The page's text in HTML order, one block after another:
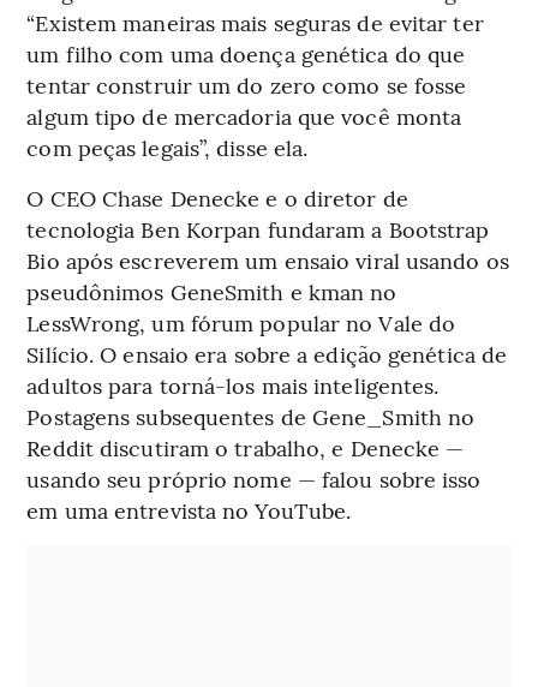
“Existem maneiras mais seguras de evitar ter
um filho com uma doença genética do que
tentar construir um do zero como se fosse
algum tipo de mercadoria que você monta
com peças legais”, disse ela.
O CEO Chase Denecke e o diretor de
tecnologia Ben Korpan fundaram a Bootstrap
Bio após escreverem um ensaio viral usando os
pseudônimos GeneSmith e kman no
LessWrong, um fórum popular no Vale do
Silício. O ensaio era sobre a edição genética de
adultos para torná-los mais inteligentes.
Postagens subsequentes de Gene_Smith no
Reddit discutiram o trabalho, e Denecke —
usando seu próprio nome — falou sobre isso
em uma entrevista no YouTube.